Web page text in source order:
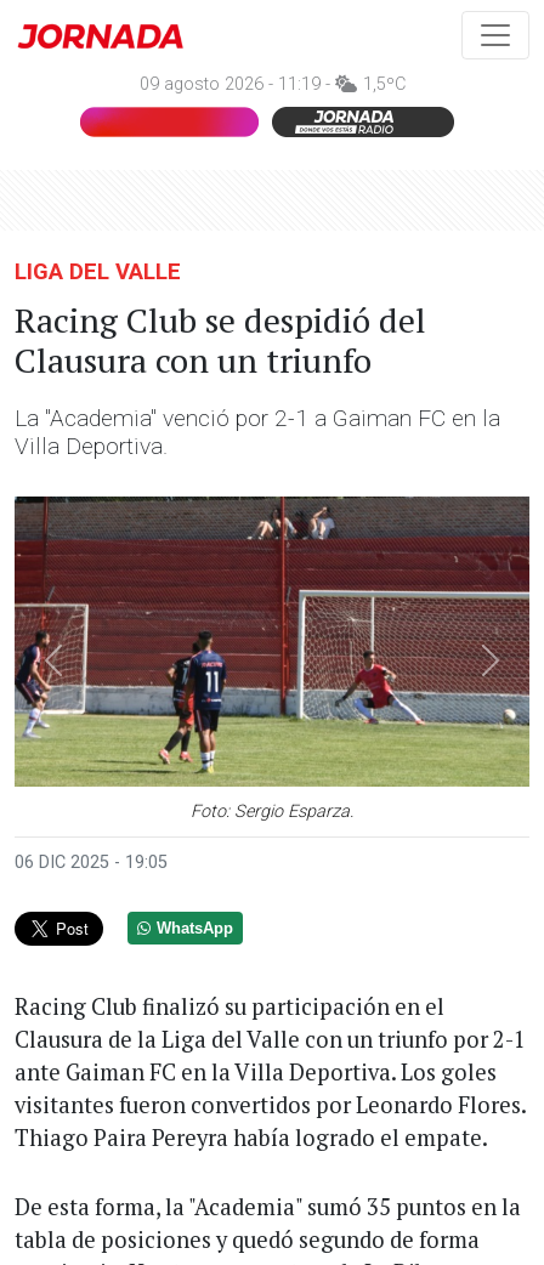
09 agosto 2026 - 11:19 - 1,5ºC
LIGA DEL VALLE
Racing Club se despidió del
Clausura con un triunfo
La "Academia" venció por 2-1 a Gaiman FC en la
Villa Deportiva.
Foto: Sergio Esparza.
Anterior
06 DIC 2025 - 19:05
WhatsApp
Racing Club finalizó su participación en el
Clausura de la Liga del Valle con un triunfo por 2-1
ante Gaiman FC en la Villa Deportiva. Los goles
visitantes fueron convertidos por Leonardo Flores.
Thiago Paira Pereyra había logrado el empate.
De esta forma, la "Academia" sumó 35 puntos en la
tabla de posiciones y quedó segundo de forma